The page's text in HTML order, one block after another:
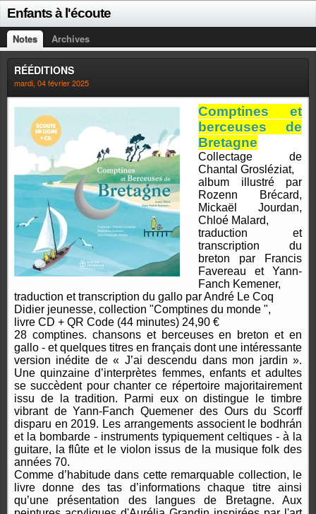
Enfants à l'écoute
Notes Archives
RÉÉDITIONS
mardi, 04 février 2025
Comptines et
berceuses de
Bretagne
Collectage de
Chantal Grosléziat,
album illustré par
Rozenn Brécard,
Mickaël Jourdan,
Chloé Malard,
traduction et
transcription du
breton par Francis
Favereau et Yann-
Fanch Kemener,
traduction et transcription du gallo par André Le Coq
Didier jeunesse, collection "Comptines du monde ",
livre CD + QR Code (44 minutes) 24,90 €
28 comptines. chansons et berceuses en breton et en
gallo - et quelques titres en français dont une intéressante
version inédite de « J’ai descendu dans mon jardin ».
Une quinzaine d’interprètes femmes, enfants et adultes
se succèdent pour chanter ce répertoire majoritairement
issu de la tradition. Parmi eux on distingue le timbre
vibrant de Yann-Fanch Quemener des Ours du Scorff
disparu en 2019. Les arrangements associent le bodhrán
et la bombarde - instruments typiquement celtiques - à la
guitare, la flûte et le violon issus de la musique folk des
années 70.
Comme d’habitude dans cette remarquable collection, le
livre donne des tas d’informations chaque titre ainsi
qu’une présentation des langues de Bretagne. Aux